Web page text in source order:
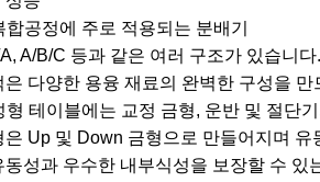
합공정에 주로 적용되는 분배기
A/B/C 등과 같은 여러 구조가 있습니다.
은 다양한 용융 재료의 완벽한 구성을 만
형 테이블에는 교정 금형, 운반 및 절단
은 Up 및 Down 금형으로 만들어지며
동성과 우수한 내부식성을 보장할 수 있